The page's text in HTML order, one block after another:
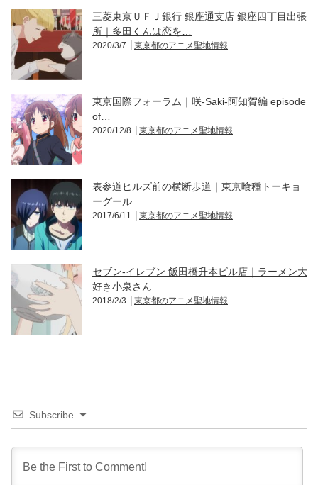
三菱東京ＵＦＪ銀行 銀座通支店 銀座四丁目出張
所｜多田くんは恋を…
2020/3/7 東京都のアニメ聖地情報
東京国際フォーラム｜咲-Saki-阿知賀編 episode
of…
2020/12/8 東京都のアニメ聖地情報
表参道ヒルズ前の横断歩道｜東京喰種トーキョ
ーグール
2017/6/11 東京都のアニメ聖地情報
セブン-イレブン 飯田橋升本ビル店｜ラーメン大
好き小泉さん
2018/2/3 東京都のアニメ聖地情報
Subscribe